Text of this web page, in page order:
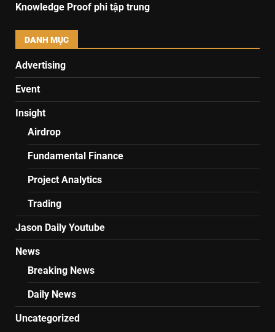
Knowledge Proof phi tập trung
DANH MỤC
Advertising
Event
Insight
Airdrop
Fundamental Finance
Project Analytics
Trading
Jason Daily Youtube
News
Breaking News
Daily News
Uncategorized